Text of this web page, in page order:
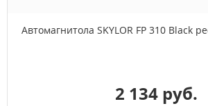
Автомагнитола SKYLOR FP 310 Black
2 134 руб.